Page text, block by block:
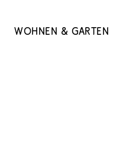
Wohnen & Garten